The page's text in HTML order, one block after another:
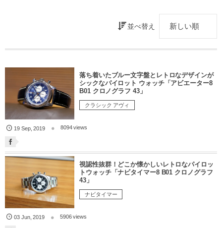
並べ替え
落ち着いたブルー文字盤とレトロなデザインが
シックなパイロット ウォッチ「アビエーター8
B01 クロノグラフ 43」
クラシック アヴィ
19 Sep,2019 8094 views
視認性抜群！どこか懐かしいレトロなパイロッ
トウォッチ「ナビタイマー8 B01 クロノグラフ
43」
ナビタイマー
03 Jun,2019 5906 views